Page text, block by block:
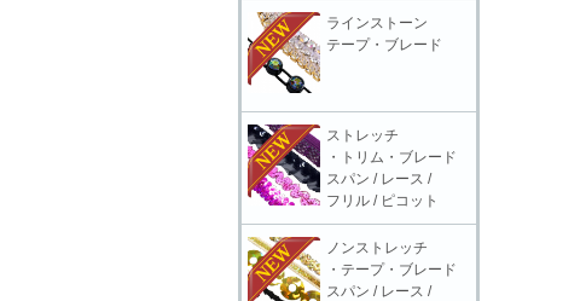
ラインストーン
テープ・ブレード
ストレッチ
・トリム・ブレード
スパン / レース /
フリル / ピコット
ノンストレッチ
・テープ・ブレード
スパン / レース /